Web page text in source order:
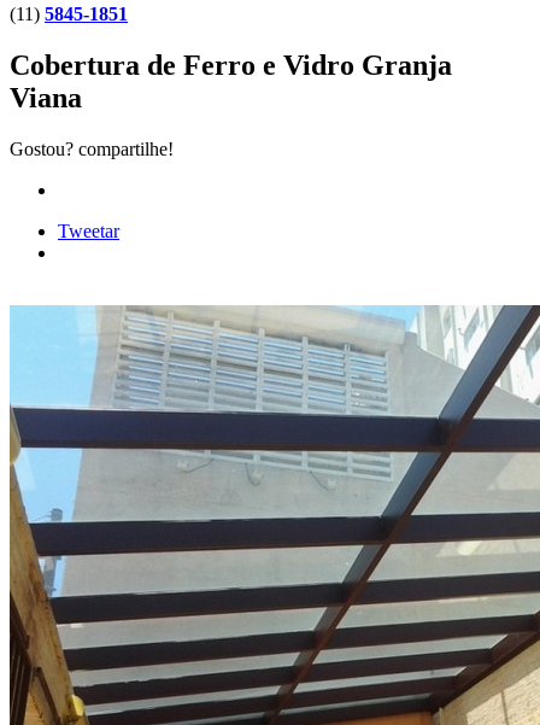
(11) 5845-1851
Cobertura de Ferro e Vidro Granja
Viana
Gostou? compartilhe!
Tweetar